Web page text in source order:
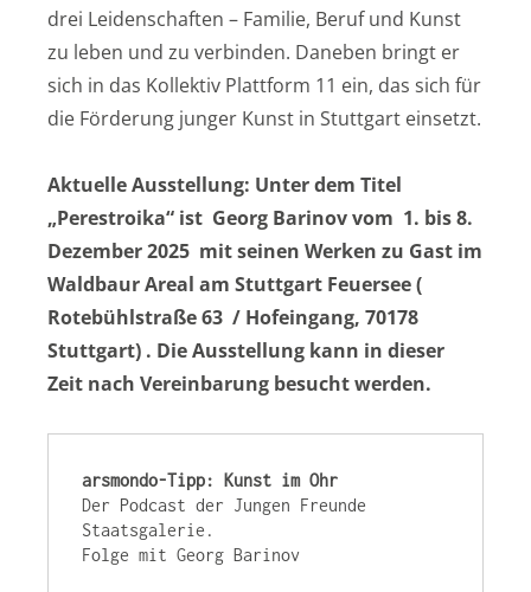
drei Leidenschaften – Familie, Beruf und Kunst
zu leben und zu verbinden. Daneben bringt er
sich in das Kollektiv Plattform 11 ein, das sich für
die Förderung junger Kunst in Stuttgart einsetzt.
Aktuelle Ausstellung: Unter dem Titel
„Perestroika“ ist Georg Barinov vom 1. bis 8.
Dezember 2025 mit seinen Werken zu Gast im
Waldbaur Areal am Stuttgart Feuersee (
Rotebühlstraße 63 / Hofeingang, 70178
Stuttgart) . Die Ausstellung kann in dieser
Zeit nach Vereinbarung besucht werden.
arsmondo-Tipp: Kunst im Ohr
Der Podcast der Jungen Freunde
Staatsgalerie.
Folge mit Georg Barinov